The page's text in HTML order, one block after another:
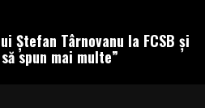
Ștefan Târnovanu la FCSB și
spun mai multe”